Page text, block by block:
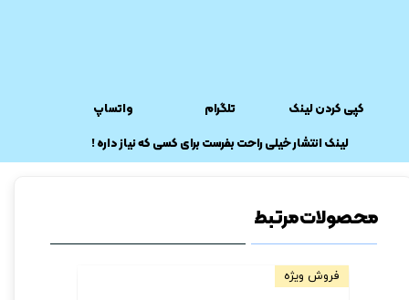
کپی کردن لینک تلگرام
واتساپ
​لینک انتشار خیلی راحت بفرست برای کسی که نیاز داره !
محصولات مرتبط
فروش ویژه